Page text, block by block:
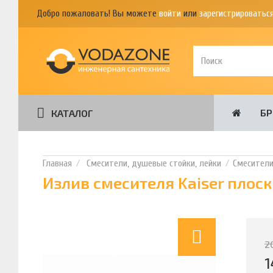
Добро пожаловать! Вы можете войти или
КАТАЛОГ
Смесители, душевые стойки, лейки
Излив смесителя Kaiser